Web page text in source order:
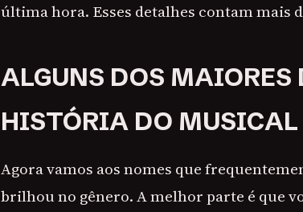
última hora. Esses detalhes contam mais
ALGUNS DOS MAIORES
HISTÓRIA DO MUSICAL
Agora vamos aos nomes que
brilhou no gênero. A melhor parte é que